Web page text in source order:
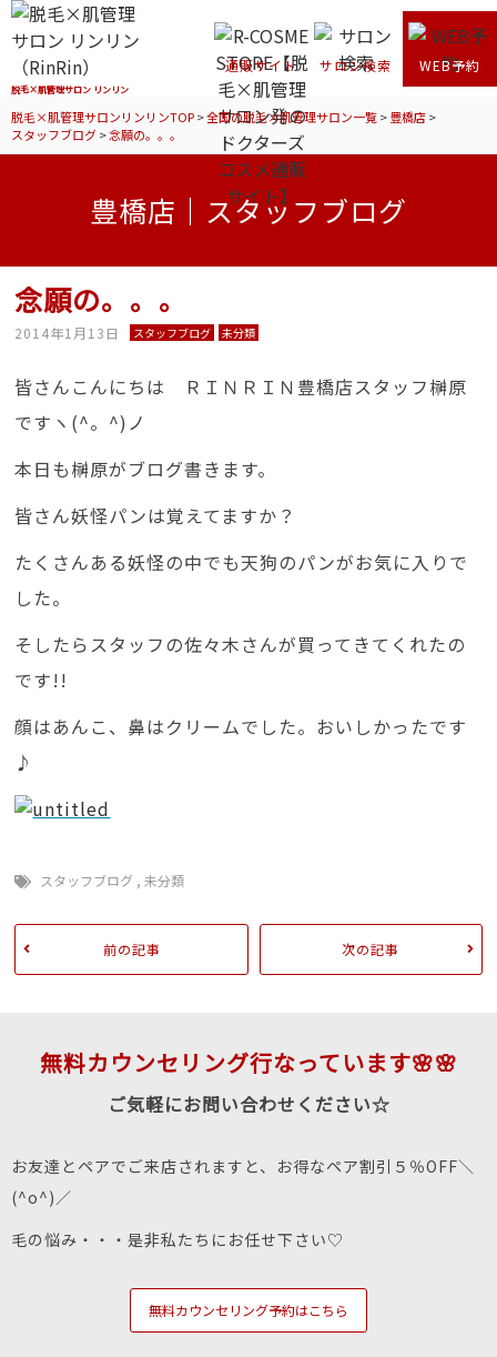
脱毛×肌管理サロン リンリン
通販サイト サロン検索 WEB予約
脱毛×肌管理サロンリンリンTOP>全国の脱毛×肌管理サロン一覧>豊橋店>
スタッフブログ>念願の。。。
豊橋店｜スタッフブログ
念願の。。。
2014年1月13日 スタッフブログ 未分類
皆さんこんにちは ＲＩＮＲＩＮ豊橋店スタッフ榊原
ですヽ(^。^)ノ
本日も榊原がブログ書きます。
皆さん妖怪パンは覚えてますか？
たくさんある妖怪の中でも天狗のパンがお気に入りで
した。
そしたらスタッフの佐々木さんが買ってきてくれたの
です!!
顔はあんこ、鼻はクリームでした。おいしかったです
♪
スタッフブログ ,未分類
前の記事 次の記事
無料カウンセリング行なっています🌸🌸
ご気軽にお問い合わせください☆
お友達とペアでご来店されますと、お得なペア割引５％OFF＼
(^o^)／
毛の悩み・・・是非私たちにお任せ下さい♡
無料カウンセリング予約はこちら